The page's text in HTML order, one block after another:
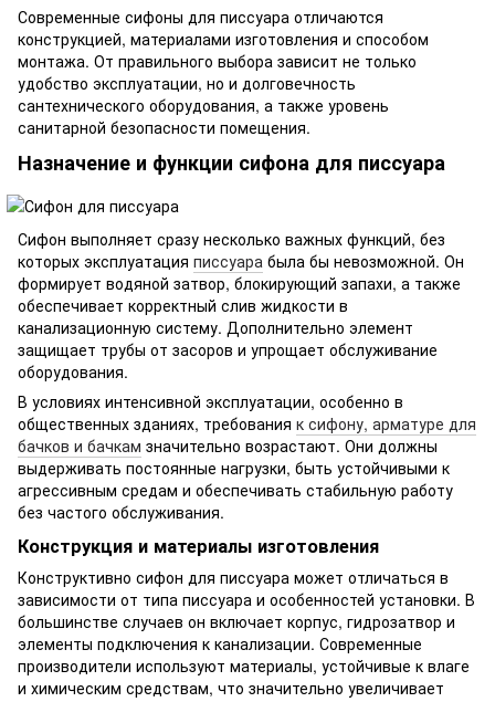
Современные сифоны для писсуара отличаются
конструкцией, материалами изготовления и способом
монтажа. От правильного выбора зависит не только
удобство эксплуатации, но и долговечность
сантехнического оборудования, а также уровень
санитарной безопасности помещения.
Назначение и функции сифона для писсуара
Сифон выполняет сразу несколько важных функций, без
которых эксплуатация писсуара была бы невозможной. Он
формирует водяной затвор, блокирующий запахи, а также
обеспечивает корректный слив жидкости в
канализационную систему. Дополнительно элемент
защищает трубы от засоров и упрощает обслуживание
оборудования.
В условиях интенсивной эксплуатации, особенно в
общественных зданиях, требования к сифону, арматуре для
бачков и бачкам значительно возрастают. Они должны
выдерживать постоянные нагрузки, быть устойчивыми к
агрессивным средам и обеспечивать стабильную работу
без частого обслуживания.
Конструкция и материалы изготовления
Конструктивно сифон для писсуара может отличаться в
зависимости от типа писсуара и особенностей установки. В
большинстве случаев он включает корпус, гидрозатвор и
элементы подключения к канализации. Современные
производители используют материалы, устойчивые к влаге
и химическим средствам, что значительно увеличивает